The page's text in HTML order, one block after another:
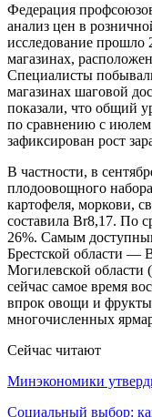
Федерация
анализ цен в
исследование прошло
магазинах,
Специалисты
магазинах шаговой
показали, что общий
по сравнению с июлем
зафиксирован рост
В частности, в
плодоовощного
картофеля, моркови,
составила Br8,17. По
26%. Самым
Брестской области —
Могилевской области
сейчас самое время
впрок овощи и
многочисленных
Сейчас читают
Минэкономики
Социальный выбор: